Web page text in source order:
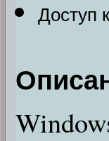
Доступ